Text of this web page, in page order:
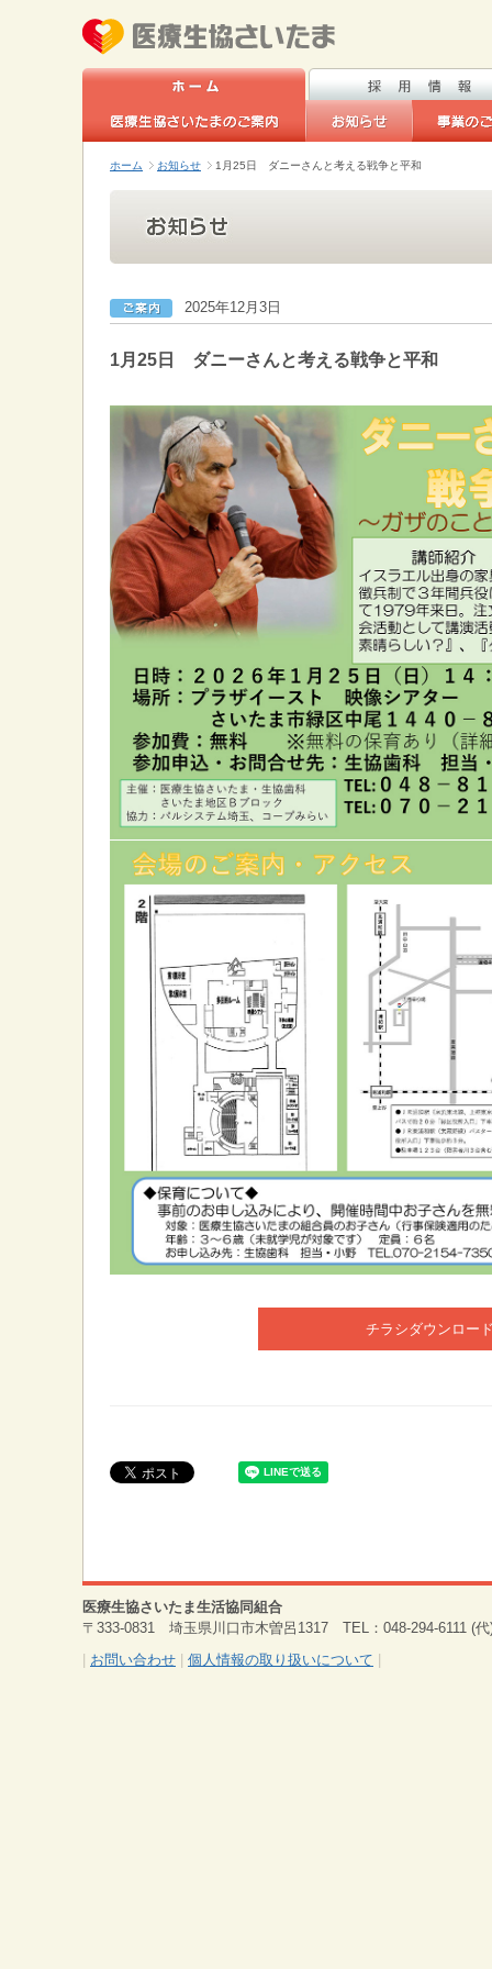
ホーム お知らせ 1月25日 ダニーさんと考える戦争と平和
2025年12月3日
1月25日 ダニーさんと考える戦争と平和
チラシダウンロー
医療生協さいたま生活協同組合
〒333-0831 埼玉県川口市木曽呂1317 TEL：048-294-6111 (
お問い合わせ 個人情報の取り扱いについて